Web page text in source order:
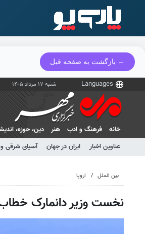
← بازگشت به صفحه قبل